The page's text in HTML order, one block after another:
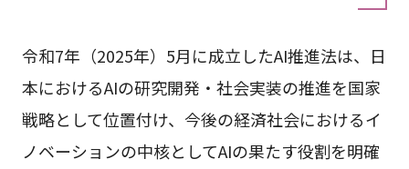
令和7年（2025年）5月に成立したAI推進法は、日
本におけるAIの研究開発・社会実装の推進を国家
戦略として位置付け、今後の経済社会におけるイ
ノベーションの中核としてAIの果たす役割を明確